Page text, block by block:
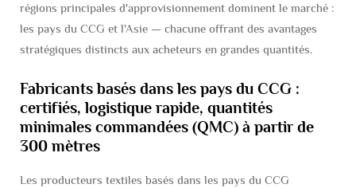
régions principales d'approvisionnement dominent le marché :
les pays du CCG et l'Asie — chacune offrant des avantages
stratégiques distincts aux acheteurs en grandes quantités.
Fabricants basés dans les pays du CCG :
certifiés, logistique rapide, quantités
minimales commandées (QMC) à partir de
300 mètres
Les producteurs textiles basés dans les pays du CCG